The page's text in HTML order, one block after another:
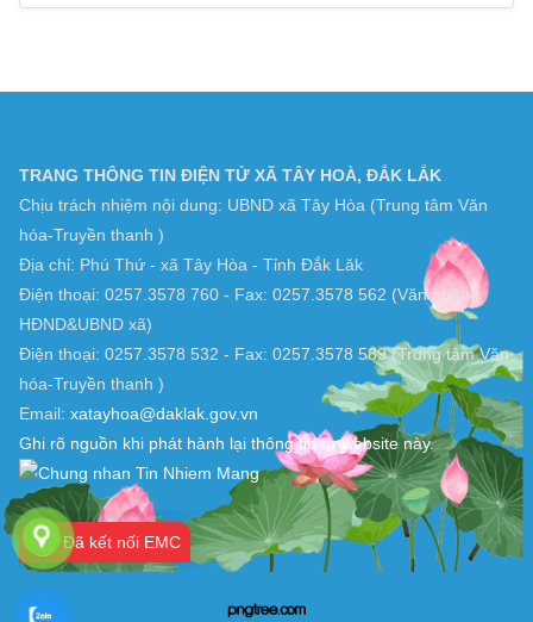
TRANG THÔNG TIN ĐIỆN TỬ XÃ TÂY HOÀ, ĐẮK LẮK
Chịu trách nhiệm nội dung: UBND xã Tây Hòa (Trung tâm Văn
hóa-Truyền thanh )
Địa chỉ: Phú Thứ - xã Tây Hòa - Tỉnh Đắk Lăk
Điện thoại: 0257.3578 760 - Fax: 0257.3578 562 (Văn phòng
HĐND&UBND xã)
Điện thoại: 0257.3578 532 - Fax: 0257.3578 589 (Trung tâm Văn
hóa-Truyền thanh )
Email:xatayhoa@daklak.gov.vn
Ghi rõ nguồn khi phát hành lại thông tin từ website này.